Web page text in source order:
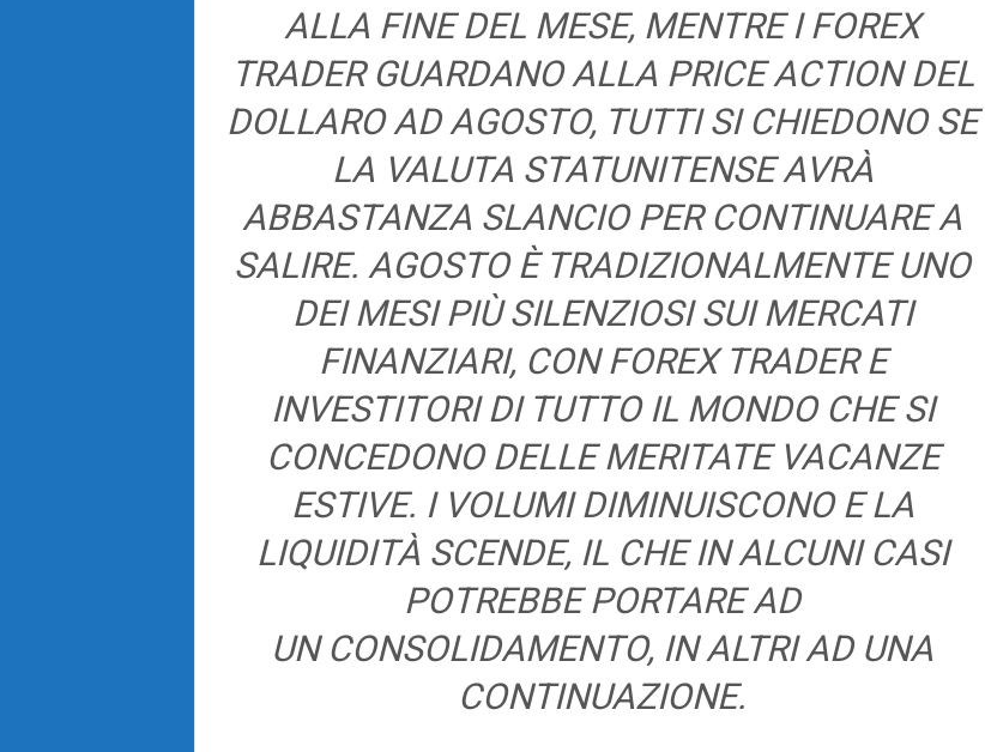
ALLA FINE DEL MESE, MENTRE I FOREX
TRADER GUARDANO ALLA PRICE ACTION DEL
DOLLARO AD AGOSTO, TUTTI SI CHIEDONO SE
LA VALUTA STATUNITENSE AVRÀ
ABBASTANZA SLANCIO PER CONTINUARE A
SALIRE. AGOSTO È TRADIZIONALMENTE UNO
DEI MESI PIÙ SILENZIOSI SUI MERCATI
FINANZIARI, CON FOREX TRADER E
INVESTITORI DI TUTTO IL MONDO CHE SI
CONCEDONO DELLE MERITATE VACANZE
ESTIVE. I VOLUMI DIMINUISCONO E LA
LIQUIDITÀ SCENDE, IL CHE IN ALCUNI CASI
POTREBBE PORTARE AD
UN CONSOLIDAMENTO, IN ALTRI AD UNA
CONTINUAZIONE.